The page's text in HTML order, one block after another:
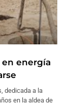
energía
dedicada a la
en la aldea de